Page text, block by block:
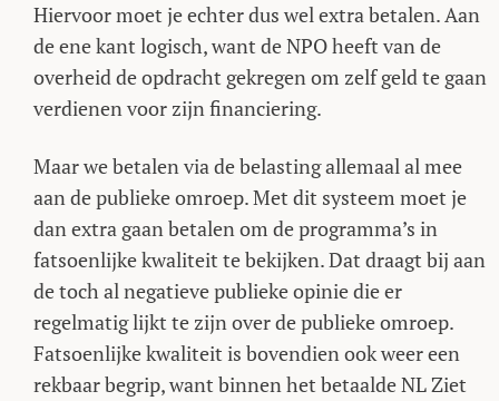
Hiervoor moet je echter dus wel extra betalen. Aan
de ene kant logisch, want de NPO heeft van de
overheid de opdracht gekregen om zelf geld te gaan
verdienen voor zijn financiering.
Maar we betalen via de belasting allemaal al mee
aan de publieke omroep. Met dit systeem moet je
dan extra gaan betalen om de programma’s in
fatsoenlijke kwaliteit te bekijken. Dat draagt bij aan
de toch al negatieve publieke opinie die er
regelmatig lijkt te zijn over de publieke omroep.
Fatsoenlijke kwaliteit is bovendien ook weer een
rekbaar begrip, want binnen het betaalde NL Ziet